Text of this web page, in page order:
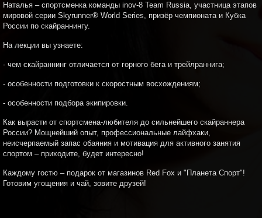
Наталья – спортсменка команды inov-8 Team Russia, участница этапов
мировой серии Skyrunner® World Series, призёр чемпионата и Кубка
России по скайраннингу.
На лекции вы узнаете:
- чем скайраннинг отличается от горного бега и трейлраннига;
- особенности подготовки к скоростным восхождениям;
- особенности подбора экипировки.
Как вырасти от спортсмена-любителя до сильнейшего скайраннера
России? Мощнейший опыт, профессиональные лайфхаки,
неисчерпаемый запас обаяния и мотивация для активного занятия
спортом – приходите, будет интересно!
Каждому гостю – подарок от магазинов Red Fox и "Планета Спорт"!
Готовим угощения и чай, зовите друзей!